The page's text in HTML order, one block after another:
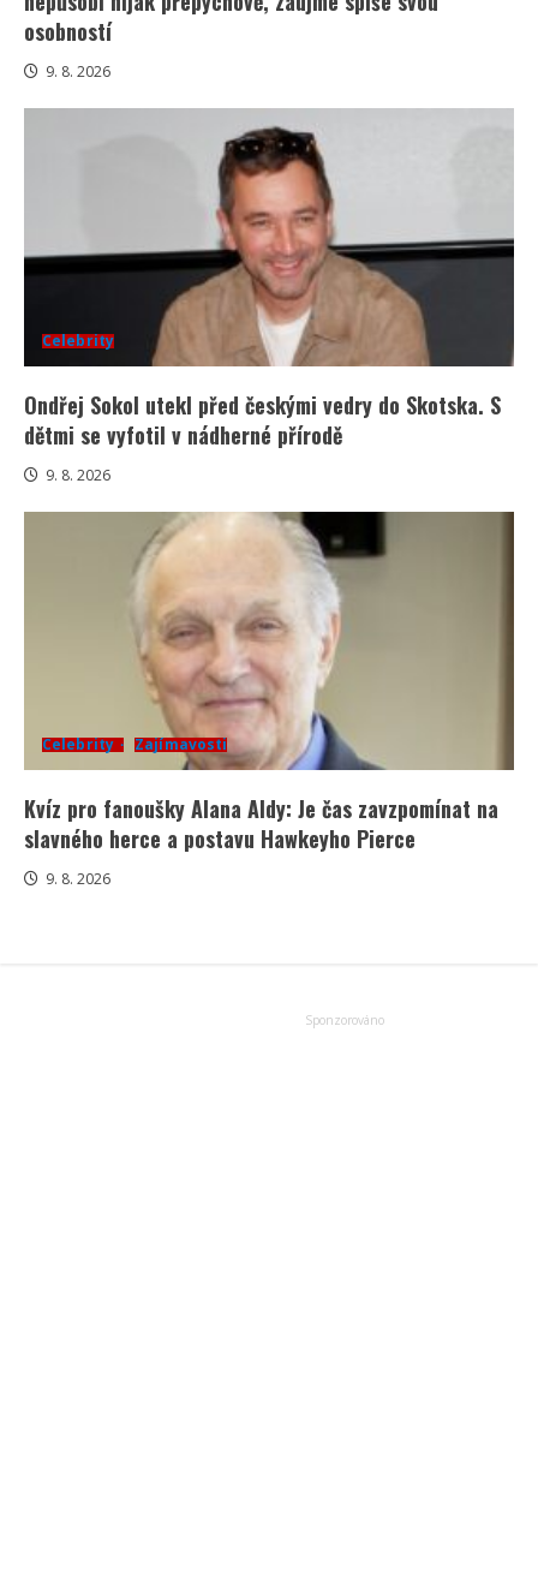
osobností
9. 8. 2026
Celebrity
Ondřej Sokol utekl před českými vedry do Skotska. S
dětmi se vyfotil v nádherné přírodě
9. 8. 2026
Celebrity Zajímavosti
Kvíz pro fanoušky Alana Aldy: Je čas zavzpomínat na
slavného herce a postavu Hawkeyho Pierce
9. 8. 2026